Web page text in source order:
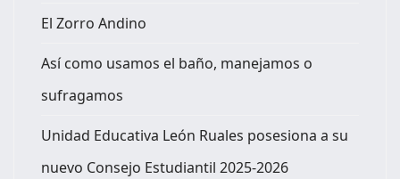
El Zorro Andino
Así como usamos el baño, manejamos o
sufragamos
Unidad Educativa León Ruales posesiona a su
nuevo Consejo Estudiantil 2025-2026